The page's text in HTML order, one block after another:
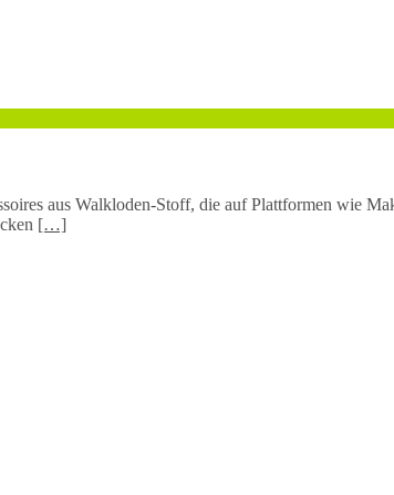
aus Walkloden-Stoff, die auf Plattformen wie
[…]